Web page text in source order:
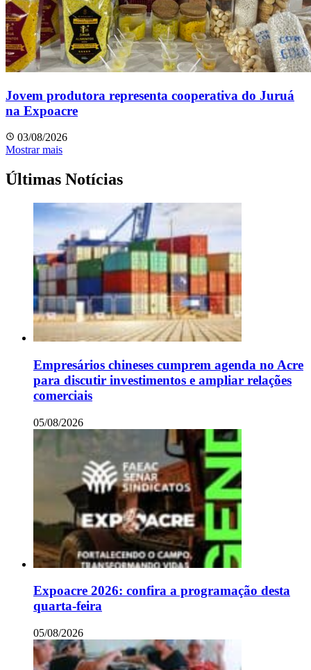
Jovem produtora representa cooperativa do Juruá
na Expoacre
03/08/2026
Mostrar mais
Últimas Notícias
Empresários chineses cumprem agenda no Acre
para discutir investimentos e ampliar relações
comerciais
05/08/2026
Expoacre 2026: confira a programação desta
quarta-feira
05/08/2026